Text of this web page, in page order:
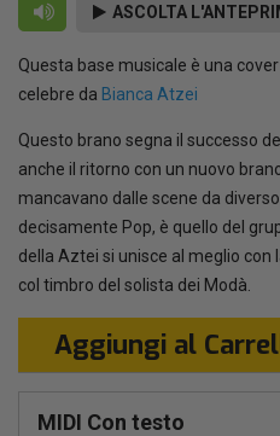
ASCOLTA
Questa base musicale è una
celebre da Bianca Atzei
Questo brano segna il successo
anche il ritorno con un nuovo
mancavano dalle scene da
decisamente Pop, è quello del
della Aztei si unisce al meglio
col timbro del solista dei Modà.
Aggiungi al
MIDI Con testo